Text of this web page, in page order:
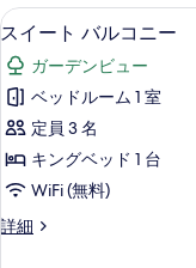
の
す
べ
て
の
写
真
を
ー
の
詳
細
ー
ビ
ュ
ー
の
す
べ
て
ル
ー
バ
レ
ビ
ュ
ー
の
詳
ス
イ
ー
ト
バ
ル
コ
ニ
8
スイート バルコニー
ガーデンビュー
ベッドルーム 1 室
定員 3 名
キングベッド 1 台
WiFi (無料)
詳細
ス